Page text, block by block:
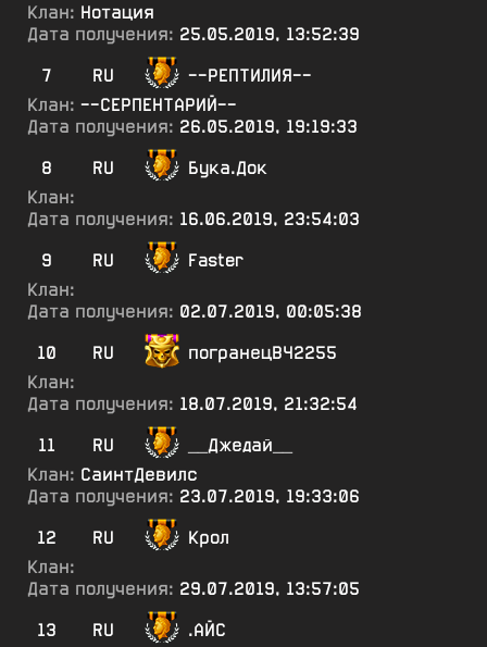
Клан: Нотация
Дата получения: 25.05.2019, 13:52:39
7
RU
--РЕПТИЛИЯ--
Клан: --СЕРПЕНТАРИЙ--
Дата получения: 26.05.2019, 19:19:33
8
RU
Бука.Док
Клан:
Дата получения: 16.06.2019, 23:54:03
9
RU
Faster
Клан:
Дата получения: 02.07.2019, 00:05:38
10
RU
погранецВЧ2255
Клан:
Дата получения: 18.07.2019, 21:32:54
11
RU
__Джедай__
Клан: СаинтДевилс
Дата получения: 23.07.2019, 19:33:06
12
RU
Крол
Клан:
Дата получения: 29.07.2019, 13:57:05
13
RU
.АЙС